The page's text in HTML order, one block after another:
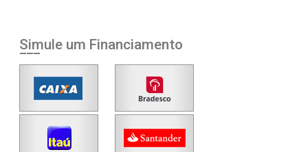
Simule um Financiamento